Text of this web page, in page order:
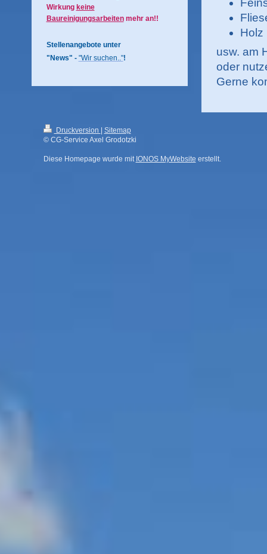
Holz
usw. am
oder
Gerne
Wirkung keine
Baureinigungsarbeitenmehr an!!
Stellenangebote unter
"News" - "Wir suchen.."!
Druckversion
Sitemap
© CG-Service Axel Grodotzki
Diese Homepage wurde mit IONOS MyWebsite erstellt.